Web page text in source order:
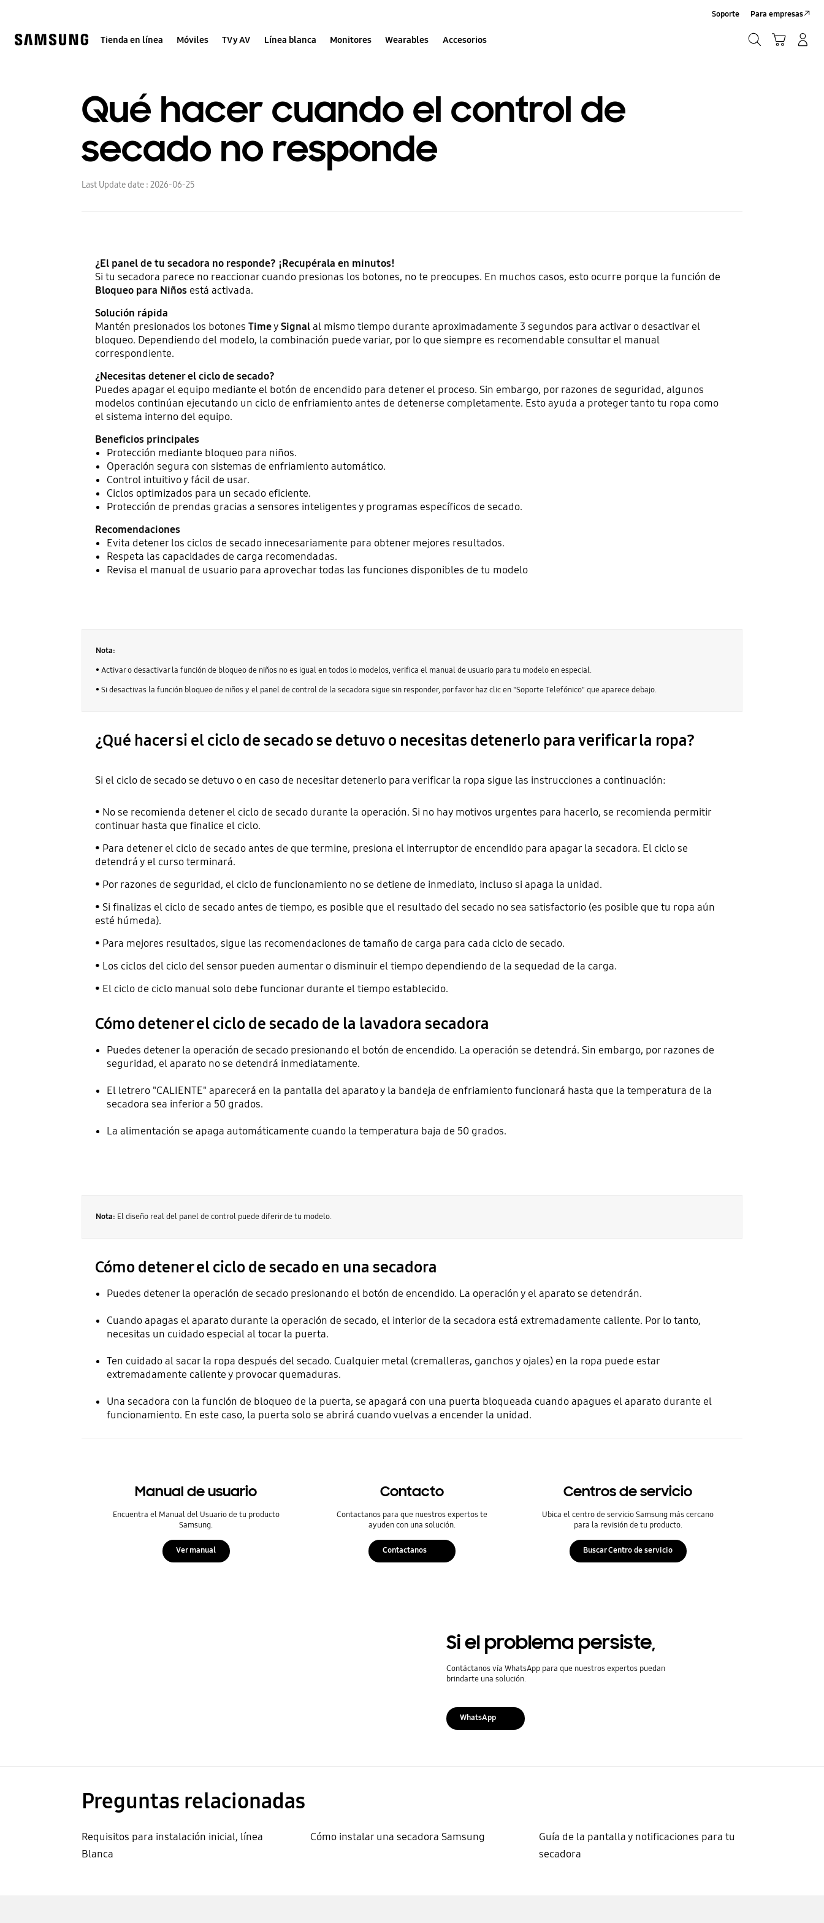
Tienda en línea Móviles TV y AV Línea blanca Monitores Wearables Accesorios
Soporte Para empresas
Qué hacer cuando el control de
secado no responde
Last Update date : 2026-06-25
¿El panel de tu secadora no responde? ¡Recupérala en minutos!
Si tu secadora parece no reaccionar cuando presionas los botones, no te preocupes. En muchos casos, esto ocurre porque la función de
Bloqueo para Niñosestá activada.
Solución rápida
Mantén presionados los botones TimeySignalal mismo tiempo durante aproximadamente 3 segundos para activar o desactivar el
bloqueo. Dependiendo del modelo, la combinación puede variar, por lo que siempre es recomendable consultar el manual
correspondiente.
¿Necesitas detener el ciclo de secado?
Puedes apagar el equipo mediante el botón de encendido para detener el proceso. Sin embargo, por razones de seguridad, algunos
modelos continúan ejecutando un ciclo de enfriamiento antes de detenerse completamente. Esto ayuda a proteger tanto tu ropa como
el sistema interno del equipo.
Beneficios principales
Protección mediante bloqueo para niños.
Operación segura con sistemas de enfriamiento automático.
Control intuitivo y fácil de usar.
Ciclos optimizados para un secado eficiente.
Protección de prendas gracias a sensores inteligentes y programas específicos de secado.
Recomendaciones
Evita detener los ciclos de secado innecesariamente para obtener mejores resultados.
Respeta las capacidades de carga recomendadas.
Revisa el manual de usuario para aprovechar todas las funciones disponibles de tu modelo
Nota:
• Activar o desactivar la función de bloqueo de niños no es igual en todos lo modelos, verifica el manual de usuario para tu modelo en especial.
• Si desactivas la función bloqueo de niños y el panel de control de la secadora sigue sin responder, por favor haz clic en "Soporte Telefónico" que aparece debajo.
¿Qué hacer si el ciclo de secado se detuvo o necesitas detenerlo para verificar la ropa?
Si el ciclo de secado se detuvo o en caso de necesitar detenerlo para verificar la ropa sigue las instrucciones a continuación:
• No se recomienda detener el ciclo de secado durante la operación. Si no hay motivos urgentes para hacerlo, se recomienda permitir
continuar hasta que finalice el ciclo.
• Para detener el ciclo de secado antes de que termine, presiona el interruptor de encendido para apagar la secadora. El ciclo se
detendrá y el curso terminará.
• Por razones de seguridad, el ciclo de funcionamiento no se detiene de inmediato, incluso si apaga la unidad.
• Si finalizas el ciclo de secado antes de tiempo, es posible que el resultado del secado no sea satisfactorio (es posible que tu ropa aún
esté húmeda).
• Para mejores resultados, sigue las recomendaciones de tamaño de carga para cada ciclo de secado.
• Los ciclos del ciclo del sensor pueden aumentar o disminuir el tiempo dependiendo de la sequedad de la carga.
• El ciclo de ciclo manual solo debe funcionar durante el tiempo establecido.
Cómo detener el ciclo de secado de la lavadora secadora
Puedes detener la operación de secado presionando el botón de encendido. La operación se detendrá. Sin embargo, por razones de
seguridad, el aparato no se detendrá inmediatamente.
El letrero "CALIENTE" aparecerá en la pantalla del aparato y la bandeja de enfriamiento funcionará hasta que la temperatura de la
secadora sea inferior a 50 grados.
La alimentación se apaga automáticamente cuando la temperatura baja de 50 grados.
Nota: El diseño real del panel de control puede diferir de tu modelo.
Cómo detener el ciclo de secado en una secadora
Puedes detener la operación de secado presionando el botón de encendido. La operación y el aparato se detendrán.
Cuando apagas el aparato durante la operación de secado, el interior de la secadora está extremadamente caliente. Por lo tanto,
necesitas un cuidado especial al tocar la puerta.
Ten cuidado al sacar la ropa después del secado. Cualquier metal (cremalleras, ganchos y ojales) en la ropa puede estar
extremadamente caliente y provocar quemaduras.
Una secadora con la función de bloqueo de la puerta, se apagará con una puerta bloqueada cuando apagues el aparato durante el
funcionamiento. En este caso, la puerta solo se abrirá cuando vuelvas a encender la unidad.
Manual de usuario
Encuentra el Manual del Usuario de tu producto
Samsung.
Ver manual
Contacto
Contactanos para que nuestros expertos te
ayuden con una solución.
Contactanos
Centros de servicio
Ubica el centro de servicio Samsung más cercano
para la revisión de tu producto.
Buscar Centro de servicio
Si el problema persiste,
Contáctanos vía WhatsApp para que nuestros expertos puedan
brindarte una solución.
WhatsApp
Preguntas relacionadas
Requisitos para instalación inicial, línea
Blanca
Cómo instalar una secadora Samsung
Guía de la pantalla y notificaciones para tu
secadora